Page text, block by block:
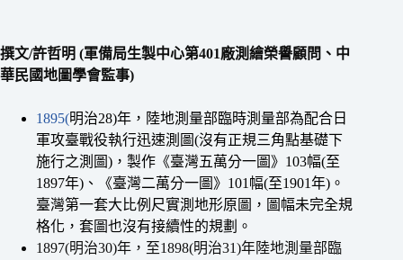
撰文/許哲明 (軍備局生製中心第401廠測繪榮譽顧問、中
華民國地圖學會監事)
1895(明治28)年，陸地測量部臨時測量部為配合日
軍攻臺戰役執行迅速測圖(沒有正規三角點基礎下
施行之測圖)，製作《臺灣五萬分一圖》103幅(至
1897年)、《臺灣二萬分一圖》101幅(至1901年)。
臺灣第一套大比例尺實測地形原圖，圖幅未完全規
格化，套圖也沒有接續性的規劃。
1897(明治30)年，至1898(明治31)年陸地測量部臨